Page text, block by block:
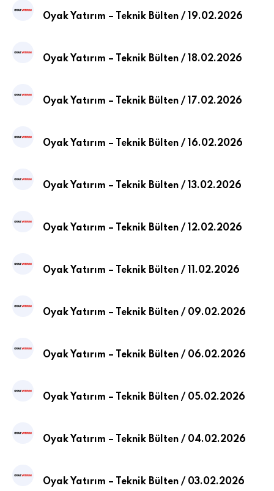
Oyak Yatırım – Teknik Bülten / 19.02.2026
Oyak Yatırım – Teknik Bülten / 18.02.2026
Oyak Yatırım – Teknik Bülten / 17.02.2026
Oyak Yatırım – Teknik Bülten / 16.02.2026
Oyak Yatırım – Teknik Bülten / 13.02.2026
Oyak Yatırım – Teknik Bülten / 12.02.2026
Oyak Yatırım – Teknik Bülten / 11.02.2026
Oyak Yatırım – Teknik Bülten / 09.02.2026
Oyak Yatırım – Teknik Bülten / 06.02.2026
Oyak Yatırım – Teknik Bülten / 05.02.2026
Oyak Yatırım – Teknik Bülten / 04.02.2026
Oyak Yatırım – Teknik Bülten / 03.02.2026